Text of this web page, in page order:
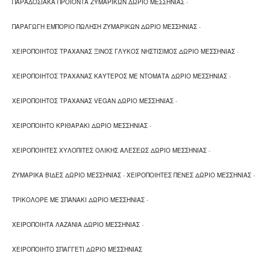
ΠΑΡΑΔΟΣΙΑΚΑ ΠΡΟΙΟΝΤΑ ΖΥΜΑΡΙΚΩΝ ΔΩΡΙΟ ΜΕΣΣΗΝΙΑΣ -
ΠΑΡΑΓΩΓΗ ΕΜΠΟΡΙΟ ΠΩΛΗΣΗ ΖΥΜΑΡΙΚΩΝ ΔΩΡΙΟ ΜΕΣΣΗΝΙΑΣ -
ΧΕΙΡΟΠΟΙΗΤΟΣ ΤΡΑΧΑΝΑΣ ΞΙΝΟΣ ΓΛΥΚΟΣ ΝΗΣΤΙΣΙΜΟΣ ΔΩΡΙΟ ΜΕΣΣΗΝΙΑΣ -
ΧΕΙΡΟΠΟΙΗΤΟΣ ΤΡΑΧΑΝΑΣ ΚΑΥΤΕΡΟΣ ΜΕ ΝΤΟΜΑΤΑ ΔΩΡΙΟ ΜΕΣΣΗΝΙΑΣ -
ΧΕΙΡΟΠΟΙΗΤΟΣ ΤΡΑΧΑΝΑΣ VEGAN ΔΩΡΙΟ ΜΕΣΣΗΝΙΑΣ -
ΧΕΙΡΟΠΟΙΗΤΟ ΚΡΙΘΑΡΑΚΙ ΔΩΡΙΟ ΜΕΣΣΗΝΙΑΣ -
ΧΕΙΡΟΠΟΙΗΤΕΣ ΧΥΛΟΠΙΤΕΣ ΟΛΙΚΗΣ ΑΛΕΣΕΩΣ ΔΩΡΙΟ ΜΕΣΣΗΝΙΑΣ -
ΖΥΜΑΡΙΚΑ ΒΙΔΕΣ ΔΩΡΙΟ ΜΕΣΣΗΝΙΑΣ - ΧΕΙΡΟΠΟΙΗΤΕΣ ΠΕΝΕΣ ΔΩΡΙΟ ΜΕΣΣΗΝΙΑΣ -
ΤΡΙΚΟΛΟΡΕ ΜΕ ΣΠΑΝΑΚΙ ΔΩΡΙΟ ΜΕΣΣΗΝΙΑΣ -
ΧΕΙΡΟΠΟΙΗΤΑ ΛΑΖΑΝΙΑ ΔΩΡΙΟ ΜΕΣΣΗΝΙΑΣ -
ΧΕΙΡΟΠΟΙΗΤΟ ΣΠΑΓΓΕΤΙ ΔΩΡΙΟ ΜΕΣΣΗΝΙΑΣ